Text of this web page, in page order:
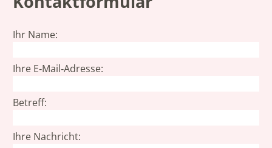
Ihr Name:
Ihre E‑Mail‑Adresse:
Betreff:
Ihre Nachricht: